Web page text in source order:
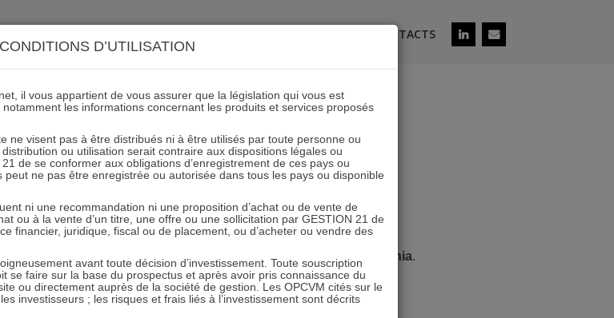
CONTACTS
et commerciaux au salon
(stand A11)
- Partagez l'article sur
septembre et 1er octobre à Lyon sur le stand A11 du salon Patrimonia.
D’UTILISATION
il vous appartient de vous assurer que la législation qui vous est
les informations concernant les produits et services proposés
ne visent pas à être distribués ni à être utilisés par toute personne ou
ou utilisation serait contraire aux dispositions légales ou
de se conformer aux obligations d’enregistrement de ces pays ou
ne pas être enregistrée ou autorisée dans tous les pays ou disponible
ni une recommandation ni une proposition d’achat ou de vente de
ou à la vente d’un titre, une offre ou une sollicitation par GESTION 21 de
financier, juridique, fiscal ou de placement, ou d’acheter ou vendre des
avant toute décision d’investissement. Toute souscription
se faire sur la base du prospectus et après avoir pris connaissance du
ou directement auprès de la société de gestion. Les OPCVM cités sur le
investisseurs ; les risques et frais liés à l’investissement sont décrits